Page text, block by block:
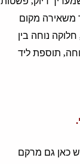
משאירה מקום
נוחה בין
תוספת ליד
כאן גם מרקם